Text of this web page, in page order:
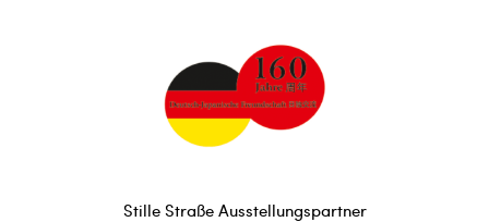
Stille Straße Ausstellungspartner